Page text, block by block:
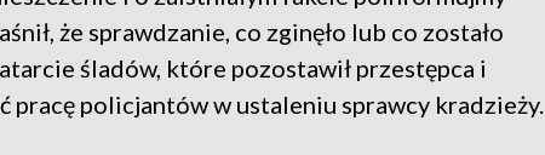
że sprawdzanie, co zginęło lub co zostało
śladów, które pozostawił przestępca i
pracę policjantów w ustaleniu sprawcy kradzieży.